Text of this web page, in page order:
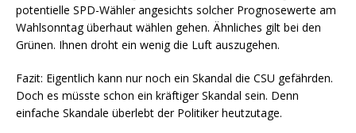
potentielle SPD-Wähler angesichts solcher Prognosewerte am
Wahlsonntag überhaut wählen gehen. Ähnliches gilt bei den
Grünen. Ihnen droht ein wenig die Luft auszugehen.
Fazit: Eigentlich kann nur noch ein Skandal die CSU gefährden.
Doch es müsste schon ein kräftiger Skandal sein. Denn
einfache Skandale überlebt der Politiker heutzutage.